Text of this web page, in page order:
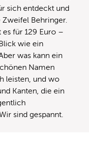
sich entdeckt und
Zweifel Behringer.
es für 129 Euro –
wie ein
was kann ein
Namen
leisten, und wo
Kanten, die ein
sind gespannt.